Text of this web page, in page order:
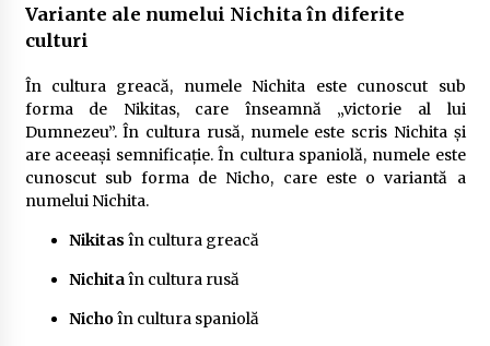
Variante ale numelui Nichita în diferite
culturi
În cultura greacă, numele Nichita este cunoscut sub
forma de Nikitas, care înseamnă „victorie al lui
Dumnezeu”. În cultura rusă, numele este scris Nichita și
are aceeași semnificație. În cultura spaniolă, numele este
cunoscut sub forma de Nicho, care este o variantă a
numelui Nichita.
Nikitas în cultura greacă
Nichitaîn cultura rusă
Nichoîn cultura spaniolă